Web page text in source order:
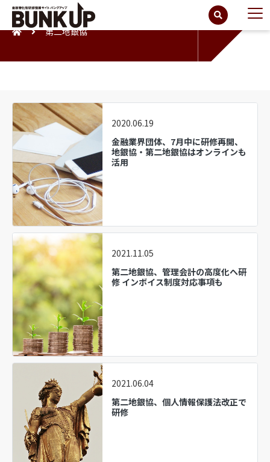
第二地銀協
2020.06.19
金融業界団体、7月中に研修再開、
地銀協・第二地銀協はオンラインも
活用
2021.11.05
第二地銀協、管理会計の高度化へ研
修 インボイス制度対応事項も
2021.06.04
第二地銀協、個人情報保護法改正で
研修